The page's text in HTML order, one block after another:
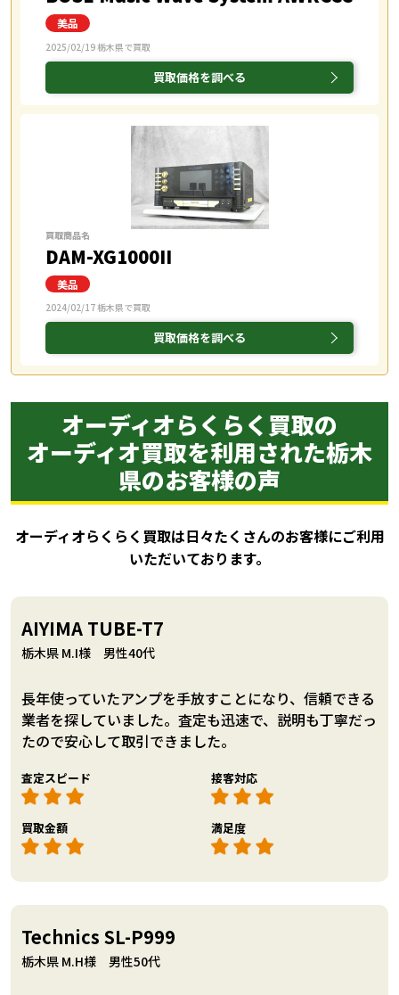
2025/02/19 栃木県で買取
買取価格を調べる
買取商品名
DAM-XG1000II
2024/02/17 栃木県で買取
買取価格を調べる
オーディオらくらく買取の
オーディオ買取を利用された栃木
県のお客様の声
オーディオらくらく買取は日々たくさんのお客様にご利用
いただいております。
AIYIMA TUBE-T7
栃木県 M.I様 男性40代
長年使っていたアンプを手放すことになり、信頼できる
業者を探していました。査定も迅速で、説明も丁寧だっ
たので安心して取引できました。
査定スピード 接客対応
買取金額 満足度
Technics SL-P999
栃木県 M.H様 男性50代